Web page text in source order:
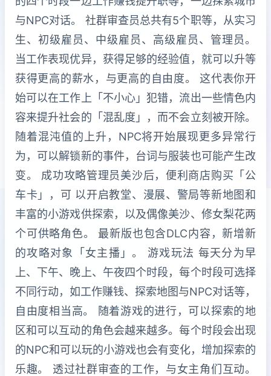
与NPC对话。 社群审查员总共有5个职等，从实习
生、初级雇员、中级雇员、高级雇员、管理员。
当工作表现优异，获得足够的经验值，就可以升等
获得更高的薪水，与更高的自由度。 这代表你开
始可以在工作上「不小心」犯错，流出一些情色内
容来提升社会的「混乱度」，而不会立刻被开除。
随着混沌值的上升，NPC将开始展现更多异常行
为，可以解锁新的事件，台词与服装也可能产生改
变。 成功攻略管理员美沙后，便利商店购买「公
车卡」，可 以开启教堂、漫展、警局等新地图和
丰富的小游戏供探索，以及偶像美沙、修女梨花两
个可供略角色。 最新版也包含DLC内容，新增新
的攻略对象「女主播」。 游戏玩法 每天分为早
上、下午、晚上、午夜四个时段，每个时段可选择
不同行动，如工作赚钱、探索地图与NPC对话等，
自由度相当高。 随着游戏的进行，可以探索的地
区和可以互动的角色会越来越多。每个时段会出现
的NPC和可以玩的小游戏也会有变化，增加探索的
乐趣。 透过社群审查的工作，与女主角们互动。